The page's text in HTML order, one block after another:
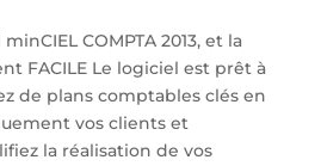
COMPTA 2013, et la
FACILE Le logiciel est prêt à
de plans comptables clés en
vos clients et
la réalisation de vos